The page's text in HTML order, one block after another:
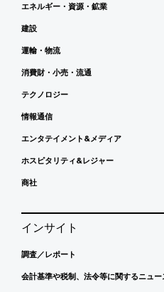
エネルギー・資源・鉱業
建設
運輸・物流
消費財・小売・流通
テクノロジー
情報通信
エンタテイメント&メディア
ホスピタリティ&レジャー
商社
インサイト
調査／レポート
会計基準や税制、法令等に関するニュー